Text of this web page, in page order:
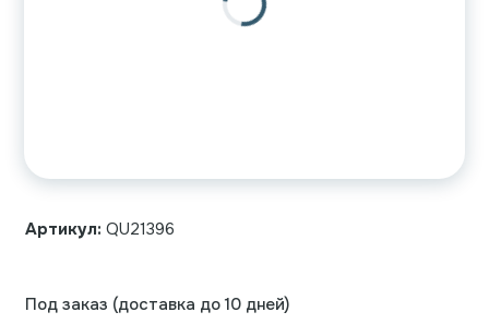
Артикул: QU21396
Под заказ (доставка до 10 дней)